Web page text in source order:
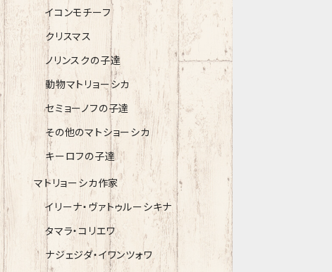
イコンモチーフ
クリスマス
ノリンスクの子達
動物マトリョーシカ
セミョーノフの子達
その他のマトショーシカ
キーロフの子達
マトリョーシカ作家
イリーナ・ヴァトゥルーシキナ
タマラ・コリエワ
ナジェジダ・イワンツォワ